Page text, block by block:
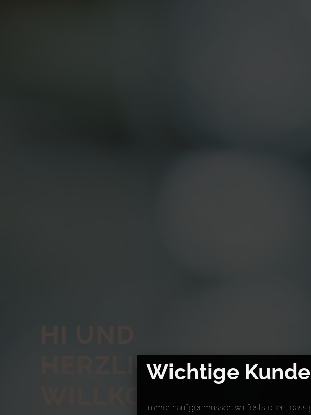
HERZLICH
WILLKOMMEN
Wichtige
Immer häufiger müssen wir feststellen,